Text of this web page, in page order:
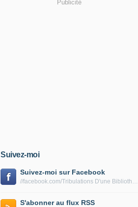
Publicité
Suivez-moi
Suivez-moi sur Facebook
//facebook.com/Tribulations D'une Bibliothécaire
S'abonner au flux RSS